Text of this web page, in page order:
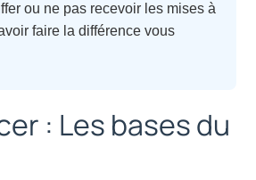
ou ne pas recevoir les mises à
faire la différence vous
: Les bases du